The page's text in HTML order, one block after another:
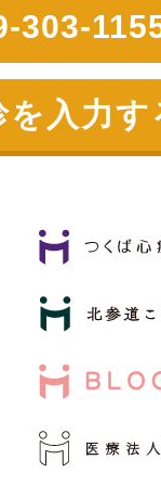
303-
を入力す